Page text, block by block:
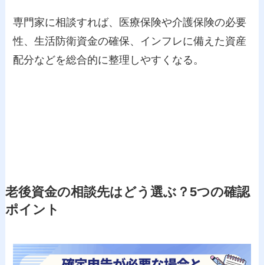
専門家に相談すれば、医療保険や介護保険の必要
性、生活防衛資金の確保、インフレに備えた資産
配分などを総合的に整理しやすくなる。
老後資金の相談先はどう選ぶ？5つの確認
ポイント